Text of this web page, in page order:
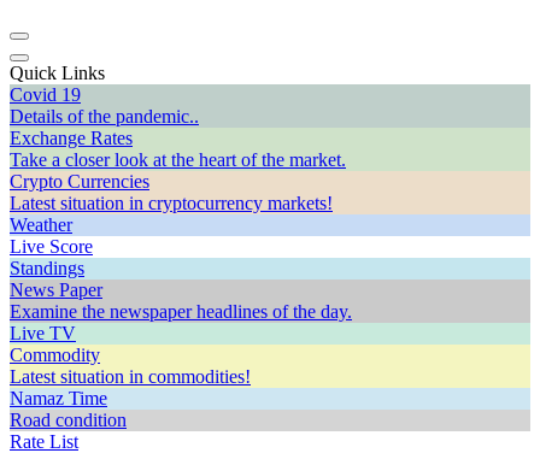
Quick Links
Covid 19
Details of the pandemic..
Exchange Rates
Take a closer look at the heart of the market.
Crypto Currencies
Latest situation in cryptocurrency markets!
Weather
Live Score
Standings
News Paper
Examine the newspaper headlines of the day.
Live TV
Commodity
Latest situation in commodities!
Namaz Time
Road condition
Rate List